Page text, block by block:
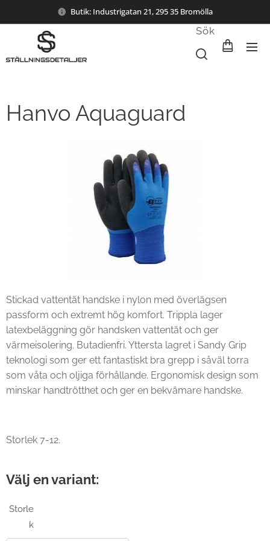
Butik: Industrigatan 21, 295 35 Bromölla
Sök
Hanvo Aquaguard
Stickad vattentät handske i nylon med överlägsen
passform och extremt hög komfort. Trippla lager
latexbeläggning gör handsken vattentät och ger
värmeisolering. Butadienfri. Yttersta lagret i Sandy Grip
teknologi som ger ett fantastiskt bra grepp i såväl torra
som våta och oljiga förhållande. Ergonomisk design som
minskar handtrötthet och ger en bekvämare handske.
Storlek 7-12.
Välj en variant:
Storle
k